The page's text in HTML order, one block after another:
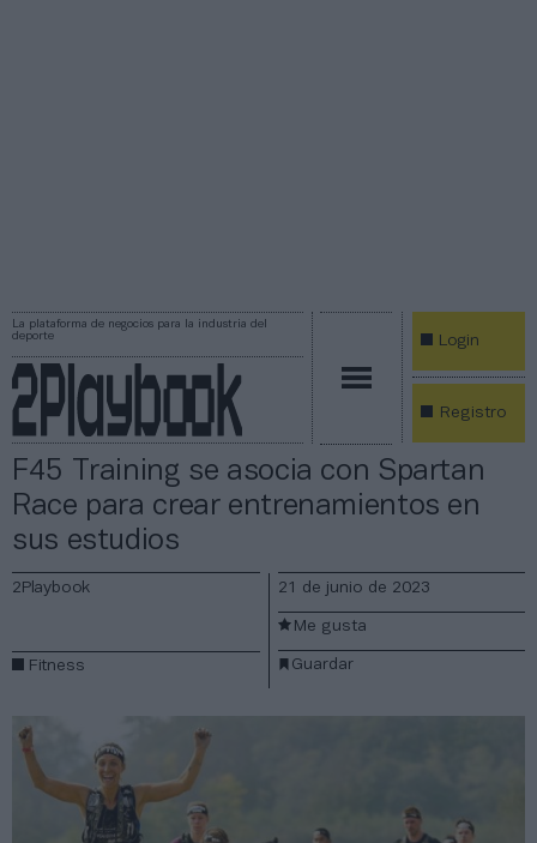
La plataforma de negocios para la industria del
deporte
Login
Registro
F45 Training se asocia con Spartan
Race para crear entrenamientos en
sus estudios
2Playbook
Fitness
21 de junio de 2023
Guardar
Me gusta